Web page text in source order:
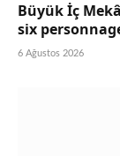
Büyük İç
six
6 Ağustos 2026